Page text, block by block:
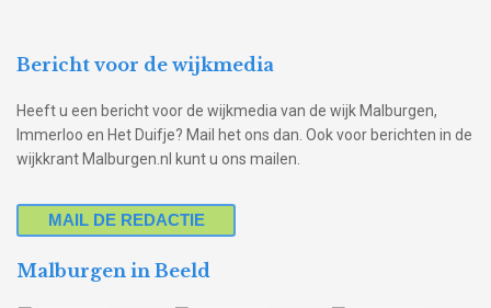
Bericht voor de wijkmedia
Heeft u een bericht voor de wijkmedia van de wijk Malburgen,
Immerloo en Het Duifje? Mail het ons dan. Ook voor berichten in de
wijkkrant Malburgen.nl kunt u ons mailen.
MAIL DE REDACTIE
Malburgen in Beeld